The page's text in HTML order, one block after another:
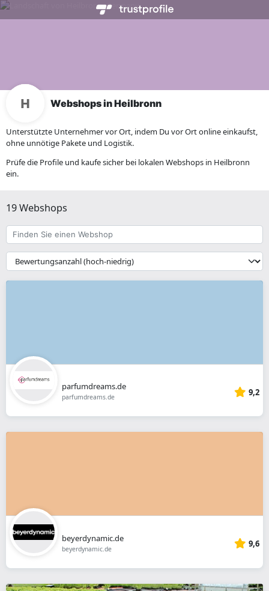
Webshops in Heilbronn
Unterstützte Unternehmer vor Ort, indem Du vor Ort online einkaufst,
ohne unnötige Pakete und Logistik.
Prüfe die Profile und kaufe sicher bei lokalen Webshops in Heilbronn
ein.
19 Webshops
Finden
Sie
einen
Webshop
{{
__('Sort')
}}
parfumdreams.de
parfumdreams.de 9,2
beyerdynamic.de
beyerdynamic.de 9,6